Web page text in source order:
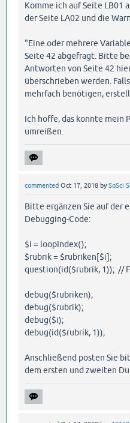
Komme ich auf Seite LB01
der Seite LA02 und die
"Eine oder mehrere
Seite 42 abgefragt. Bitte
Antworten von Seite 42
überschrieben werden.
mehrfach benötigen,
Ich hoffe, das konnte mein
umreißen.
commented Oct 17, 2018 bySoSci
Bitte ergänzen Sie auf der
Debugging-Code:
$i = loopIndex();
$rubrik = $rubriken[$i];
question(id($rubrik, 1)); //
debug($rubriken);
debug($rubrik);
debug($i);
debug(id($rubrik, 1));
Anschließend posten Sie
dem ersten und zweiten